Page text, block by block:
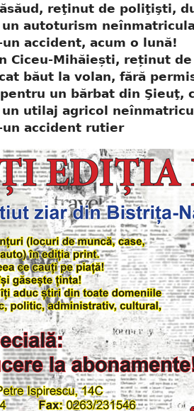
reţinut de poliţişti,
un autoturism
accident, acum o lună!
Ciceu-Mihăiești, reținut
băut la volan, fără
un bărbat din Şieuţ,
un utilaj agricol
accident rutier